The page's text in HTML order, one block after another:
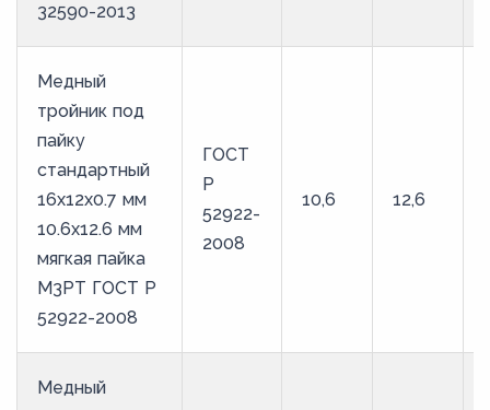
32590-2013
Медный
тройник под
пайку
стандартный
16х12х0.7 мм
10.6х12.6 мм
мягкая пайка
М3РТ ГОСТ Р
52922-2008
ГОСТ
Р
52922-
2008
10,6 12,6
Медный